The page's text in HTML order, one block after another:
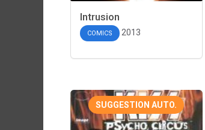
Intrusion
COMICS 2013
SUGGESTION AUTO.